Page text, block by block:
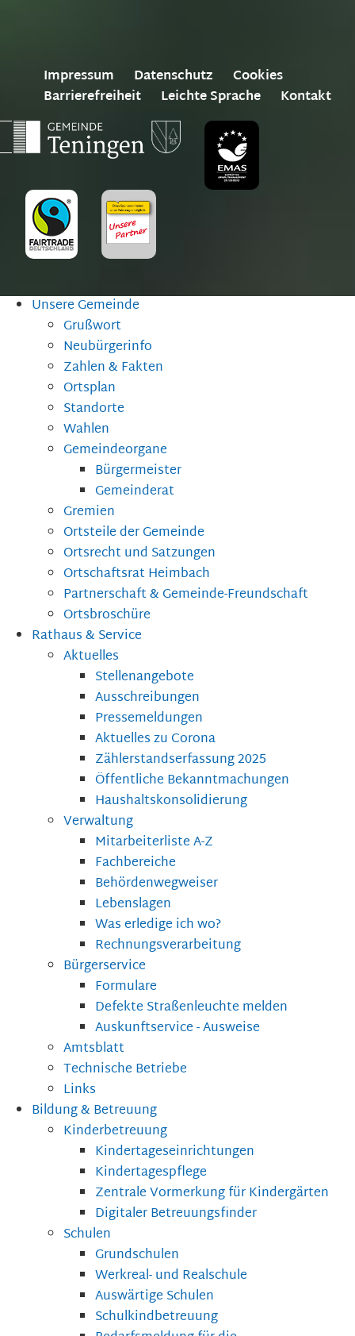
Impressum Datenschutz
Cookies
Barrierefreiheit
Leichte Sprache Kontakt
Unsere Gemeinde
Grußwort
Neubürgerinfo
Zahlen & Fakten
Ortsplan
Standorte
Wahlen
Gemeindeorgane
Bürgermeister
Gemeinderat
Gremien
Ortsteile der Gemeinde
Ortsrecht und Satzungen
Ortschaftsrat Heimbach
Partnerschaft & Gemeinde-Freundschaft
Ortsbroschüre
Rathaus & Service
Aktuelles
Stellenangebote
Ausschreibungen
Pressemeldungen
Aktuelles zu Corona
Zählerstandserfassung 2025
Öffentliche Bekanntmachungen
Haushaltskonsolidierung
Verwaltung
Mitarbeiterliste A-Z
Fachbereiche
Behördenwegweiser
Lebenslagen
Was erledige ich wo?
Rechnungsverarbeitung
Bürgerservice
Formulare
Defekte Straßenleuchte melden
Auskunftservice - Ausweise
Amtsblatt
Technische Betriebe
Links
Bildung & Betreuung
Kinderbetreuung
Kindertageseinrichtungen
Kindertagespflege
Zentrale Vormerkung für Kindergärten
Digitaler Betreuungsfinder
Schulen
Grundschulen
Werkreal- und Realschule
Auswärtige Schulen
Schulkindbetreuung